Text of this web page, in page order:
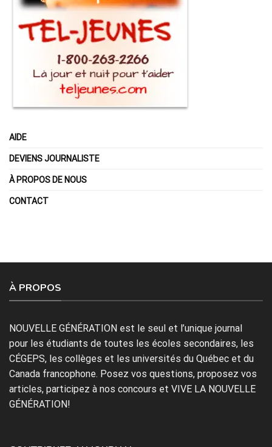
AIDE
DEVIENS JOURNALISTE
À PROPOS DE NOUS
CONTACT
À PROPOS
NOUVELLE GÉNÉRATION est le seul et l’unique journal
pour les étudiants de toutes les écoles secondaires, les
CÉGEPS, les collèges et les universités du Québec et du
Canada francophone. Posez vos questions, proposez vos
articles, participez à nos concours et VIVE LA NOUVELLE
GÉNÉRATION!